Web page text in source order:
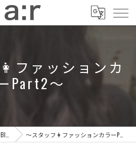
ファッションカ
Part2〜
Blog 〜スタッフ👩ファッションカラーPart2〜